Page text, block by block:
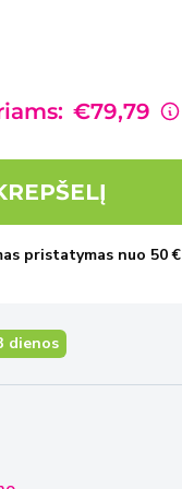
€79,79
pristatymas nuo 50 €
dienos